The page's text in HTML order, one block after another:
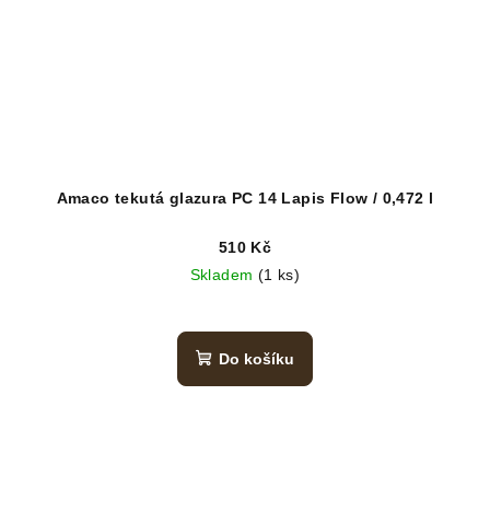
Amaco tekutá glazura PC 14 Lapis Flow / 0,472 l
510 Kč
Skladem (1 ks)
Do košíku